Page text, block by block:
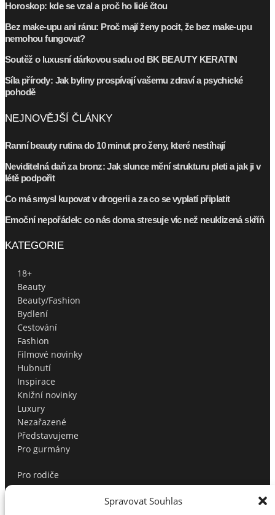
Spravovat Souhlas
Horoskop: kde se vzal a proč ho lidé čtou
Bez make-upu ani ránu: Proč mají ženy pocit, že bez make-upu
nemohou fungovat?
Soutěž o luxusní dárkovou sadu od BK BEAUTY KERATIN
Síla přírody: Jak byliny prospívají vašemu zdraví a psychické
pohodě
NEJNOVĚJŠÍ ČLÁNKY
Ranní beauty rutina do 10 minut pro ženy, které nestíhají
Neviditelná daň za bronz: Jak slunce mění strukturu pleti a jak ji v
létě podpořit
Co má smysl kupovat v drogerii a za co se vyplatí připlatit
Emoční nepořádek: co nás doma stresuje víc než neuklizená skříň
KATEGORIE
18+
Beauty
Beauty/Fashion
Bydlení
Cestování
Fashion
Filmové novinky
Hubnutí
Inspirace
Knižní novinky
Luxury
Nezařazené
Představujeme
Pro gurmány
Pro rodiče
Produktové tipy